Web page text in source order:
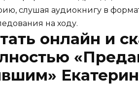
слушая аудиокнигу в
на ходу.
онлайн и